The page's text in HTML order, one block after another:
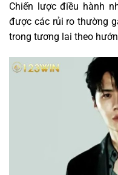
Chiến lược điều hành
được các rủi ro thường
trong tương lai theo